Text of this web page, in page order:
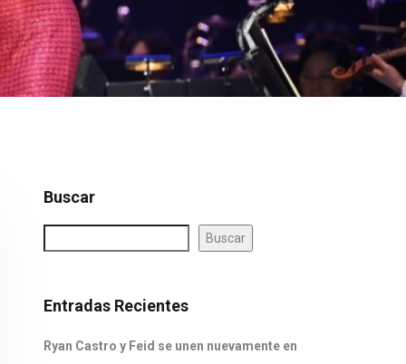
Buscar
Buscar
Entradas Recientes
Ryan Castro y Feid se unen nuevamente en